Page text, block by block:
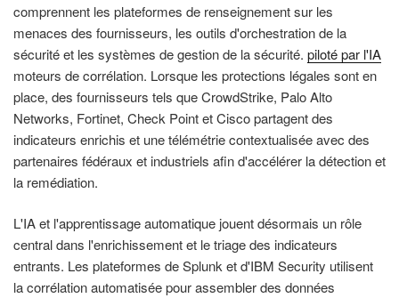
comprennent les plateformes de renseignement sur les
menaces des fournisseurs, les outils d'orchestration de la
sécurité et les systèmes de gestion de la sécurité. piloté par l'IA
moteurs de corrélation. Lorsque les protections légales sont en
place, des fournisseurs tels que CrowdStrike, Palo Alto
Networks, Fortinet, Check Point et Cisco partagent des
indicateurs enrichis et une télémétrie contextualisée avec des
partenaires fédéraux et industriels afin d'accélérer la détection et
la remédiation.
L'IA et l'apprentissage automatique jouent désormais un rôle
central dans l'enrichissement et le triage des indicateurs
entrants. Les plateformes de Splunk et d'IBM Security utilisent
la corrélation automatisée pour assembler des données